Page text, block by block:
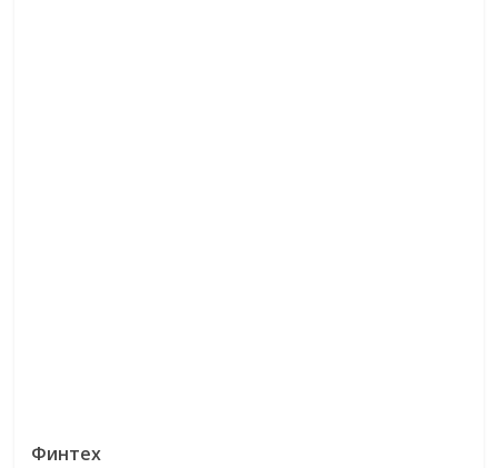
Финтех